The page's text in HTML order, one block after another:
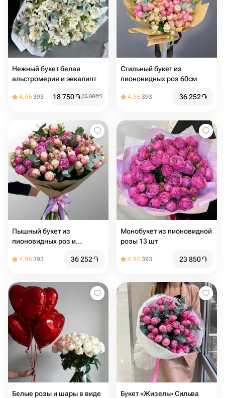
Нежный букет белая
альстромерия и эвкалипт
4.96393 18 750֏25 000֏
Стильный букет из
пионовидных роз 60см
4.96393 36 252֏
Пышный букет из
пионовидных роз и
4.96393 36 252֏
Монобукет из пионовидной
розы 13 шт
4.96393 23 850֏
Белые розы и шары в виде
Букет «Жизель» Сильва